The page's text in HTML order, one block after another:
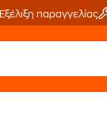
Εξέλιξη παραγγελίας